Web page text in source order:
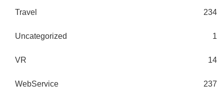
Travel 234
Uncategorized 1
VR 14
WebService 237